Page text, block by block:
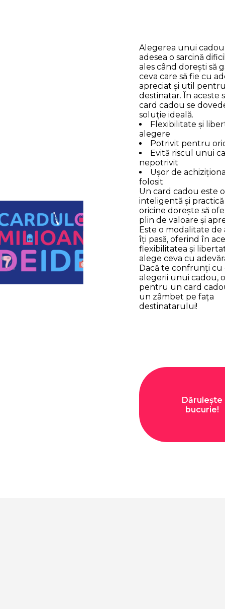
Alegerea unui
adesea o sarcină
ales când dorești să
ceva care să fie cu
apreciat și util
destinatar. În aceste
card cadou se
soluție ideală.
Flexibilitate și
alegere
Potrivit pentru
Evită riscul unui
nepotrivit
Ușor de
folosit
Un card cadou este
inteligentă și
oricine dorește să
plin de valoare și
Este o modalitate de
îți pasă, oferind în
flexibilitatea și
alege ceva cu
Dacă te confrunți cu
alegerii unui cadou,
pentru un card
un zâmbet pe fața
destinatarului!
Dăruiește
bucurie!